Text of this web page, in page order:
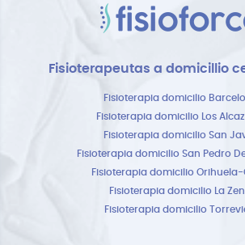
Fisioterapeutas a domicillio
Fisioterapia domicilio
Fisioterapia domicilio Los
Fisioterapia domicilio San
Fisioterapia domicilio San Pedro
Fisioterapia domicilio Orihuela-
Fisioterapia domicilio La
Fisioterapia domicilio